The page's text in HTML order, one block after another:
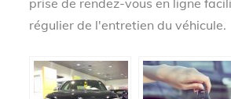
régulier de l'entretien du véhicule.